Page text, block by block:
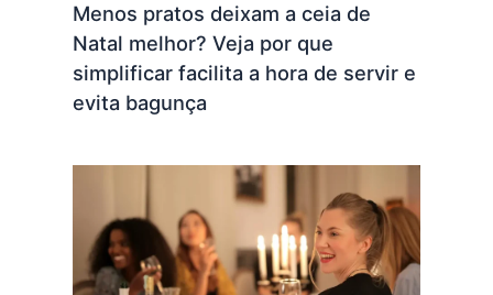
Menos pratos deixam a ceia de
Natal melhor? Veja por que
simplificar facilita a hora de servir e
evita bagunça